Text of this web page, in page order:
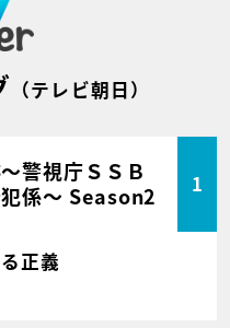
（テレビ朝日）
警視庁ＳＳＢ
係～ Season2
1
正義